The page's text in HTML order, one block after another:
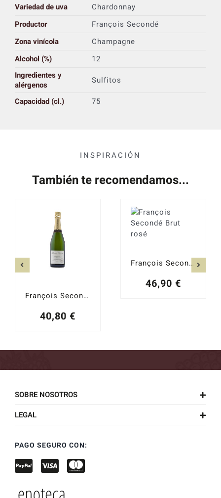
Variedad de uva
Chardonnay
Productor
François Secondé
Zona vinícola
Champagne
Alcohol (%)
12
Ingredientes y
alérgenos
Sulfitos
Capacidad (cl.)
75
INSPIRACIÓN
También te recomendamos...
François Secondé Brut Grand Cru
40,80 €
François Secondé Brut rosé
46,90 €
SOBRE NOSOTROS
LEGAL
PAGO SEGURO CON: